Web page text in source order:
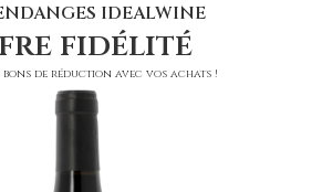
IDEALWINE
fidélité
bons de réduction avec vos achats !